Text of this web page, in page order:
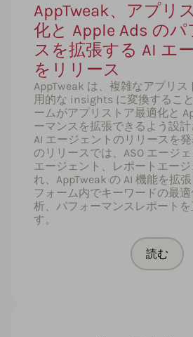
AppTweak、アプリ
化と Apple Ads の
スを拡張する AI エ
をリリース
AppTweak は、複雑なアプリス
用的な insights に変換するこ
ームがアプリストア最適化と
ーマンスを拡張できるよう設
AI エージェントのリリースを
のリリースでは、ASO エージ
エージェント、レポートエー
れ、AppTweak の AI 機能を拡
フォーム内でキーワードの最
析、パフォーマンスレポート
す。
読む